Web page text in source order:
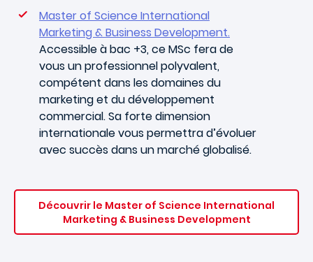
Master of Science International
Marketing & Business Development.
Accessible à bac +3, ce MSc fera de
vous un professionnel polyvalent,
compétent dans les domaines du
marketing et du développement
commercial. Sa forte dimension
internationale vous permettra d’évoluer
avec succès dans un marché globalisé.
Découvrir le Master of Science International
Marketing & Business Development